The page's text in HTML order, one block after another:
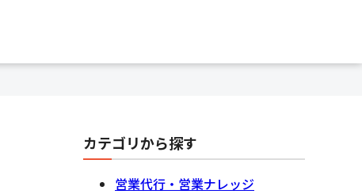
カテゴリから探す
営業代行・営業ナレッジ